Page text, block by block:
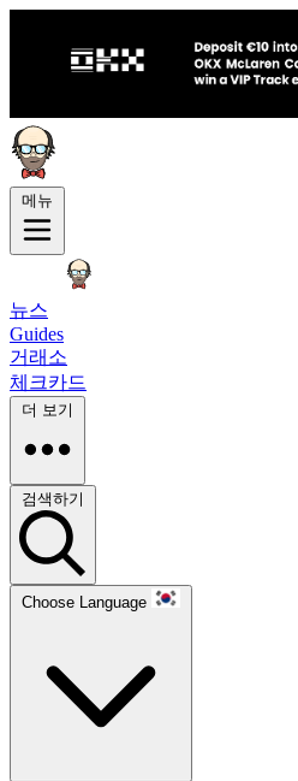
메뉴
뉴스
Guides
거래소
체크카드
더 보기
검색하기
Choose Language